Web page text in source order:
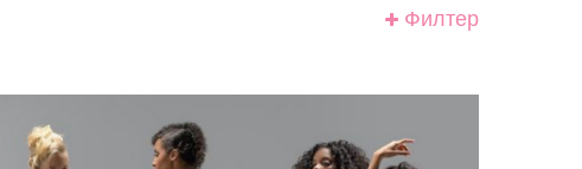
Филтер